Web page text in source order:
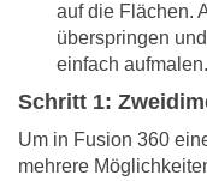
auf die Flächen.
überspringen
einfach aufmalen.
Schritt 1:
Um in Fusion 360
mehrere